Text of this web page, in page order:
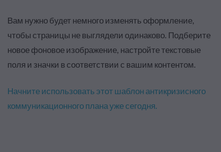
Вам нужно будет немного изменять оформление,
чтобы страницы не выглядели одинаково. Подберите
новое фоновое изображение, настройте текстовые
поля и значки в соответствии с вашим контентом.
Начните использовать этот шаблон антикризисного
коммуникационного плана уже сегодня.